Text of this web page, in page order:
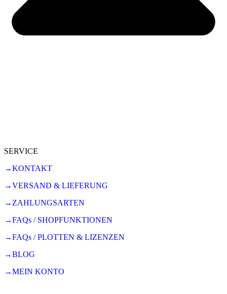
SERVICE
→KONTAKT
→VERSAND & LIEFERUNG
→ZAHLUNGSARTEN
→FAQs / SHOPFUNKTIONEN
→FAQs / PLOTTEN & LIZENZEN
→BLOG
→MEIN KONTO